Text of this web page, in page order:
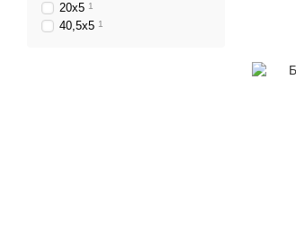
20х5 1
40,5х5 1